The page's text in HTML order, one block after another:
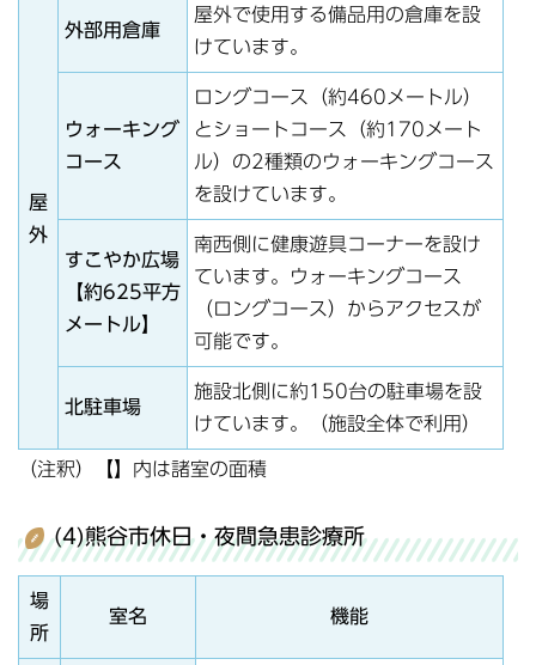
屋
外
外部用倉庫
屋外で使用する備品用の倉庫を設
けています。
ウォーキング
コース
ロングコース（約460メートル）
とショートコース（約170メート
ル）の2種類のウォーキングコース
を設けています。
すこやか広場
【約625平方
メートル】
南西側に健康遊具コーナーを設け
ています。ウォーキングコース
（ロングコース）からアクセスが
可能です。
北駐車場
施設北側に約150台の駐車場を設
けています。（施設全体で利用）
（注釈）【】内は諸室の面積
(4)熊谷市休日・夜間急患診療所
場
所
室名 機能